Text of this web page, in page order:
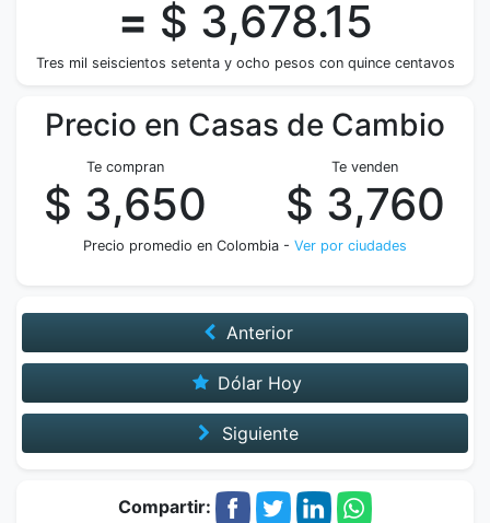
= $ 3,678.15
Tres mil seiscientos setenta y ocho pesos con quince centavos
Precio en Casas de Cambio
Te compran
$ 3,650
Te venden
$ 3,760
Precio promedio en Colombia - Ver por ciudades
Anterior
Dólar Hoy
Siguiente
Compartir: